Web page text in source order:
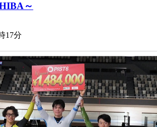
～
17分